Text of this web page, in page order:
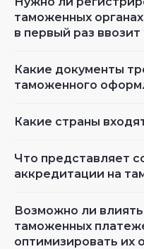
таможенных
в первый раз ввозит
Какие документы
таможенного
Какие страны
Что представляет
аккредитации на
Возможно ли
таможенных
оптимизировать их